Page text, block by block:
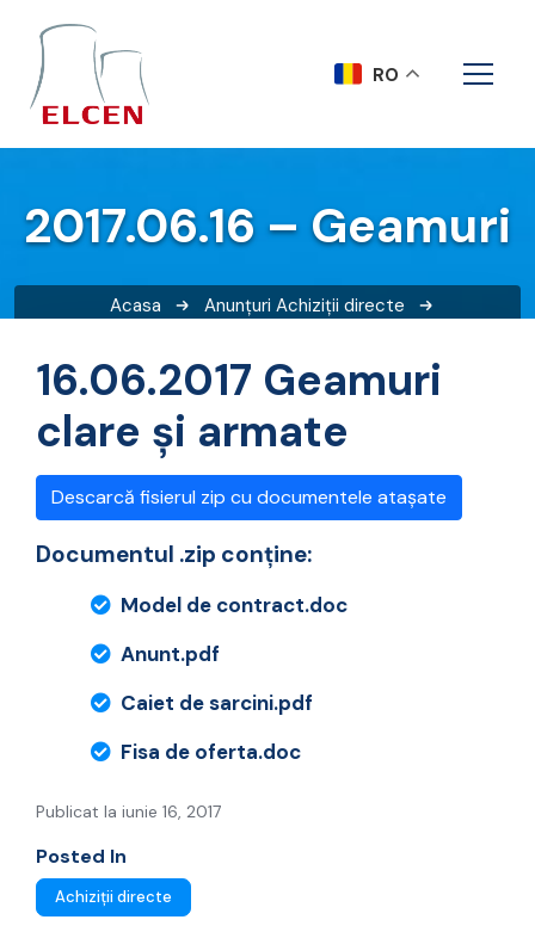
2017.06.16 – Geamuri
Acasa Anunțuri Achiziții directe
16.06.2017 Geamuri
clare și armate
Descarcă fisierul zip cu documentele atașate
Documentul .zip conține:
Model de contract.doc
Anunt.pdf
Caiet de sarcini.pdf
Fisa de oferta.doc
Publicat la iunie 16, 2017
Posted In
Achiziții directe
RO